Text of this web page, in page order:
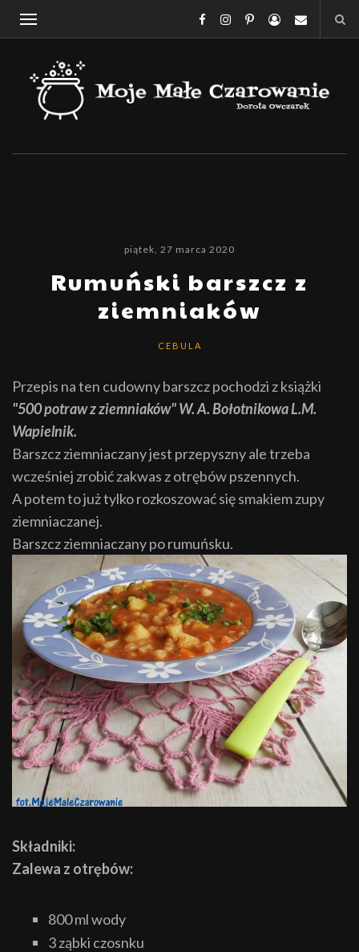
piątek, 27 marca 2020
Rumuński barszcz z
ziemniaków
CEBULA
Przepis na ten cudowny barszcz pochodzi z książki
"500 potraw z ziemniaków" W. A. Bołotnikowa L.M.
Wapielnik.
Barszcz ziemniaczany jest przepyszny ale trzeba
wcześniej zrobić zakwas z otrębów pszennych.
A potem to już tylko rozkoszować się smakiem zupy
ziemniaczanej.
Barszcz ziemniaczany po rumuńsku.
Składniki:
Zalewa z otrębów:
800 ml wody
3 ząbki czosnku